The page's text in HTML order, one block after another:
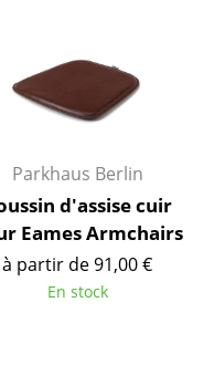
Poste de
Bureau de
Cantines &
Solutions
Travailler
Parkhaus Berlin
d'assise cuir
Eames Armchairs
à partir de 91,00 €
En stock